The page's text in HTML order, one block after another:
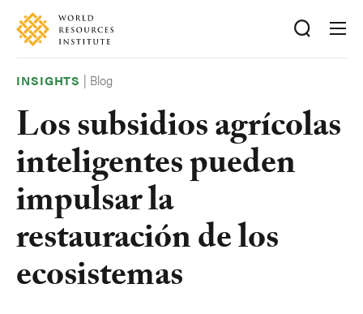
Skip
main
Accessibility
INSIGHTS | Blog
Los subsidios agrícolas
inteligentes pueden
impulsar la
restauración de los
ecosistemas